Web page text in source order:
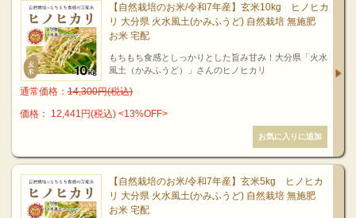
【自然栽培のお米/令和7年産】玄米10kg ヒノヒカ
リ 大分県 火水風土(かみふうど) 自然栽培 無施肥
お米 宅配
もちもち食感としっかりとした旨み甘み！大分県「火水
風土（かみふうど）」さんのヒノヒカリ
通常価格： 14,300円(税込)
価格： 12,441円(税込) <13%OFF>
【自然栽培のお米/令和7年産】玄米5kg ヒノヒカ
リ 大分県 火水風土(かみふうど) 自然栽培 無施肥
お米 宅配